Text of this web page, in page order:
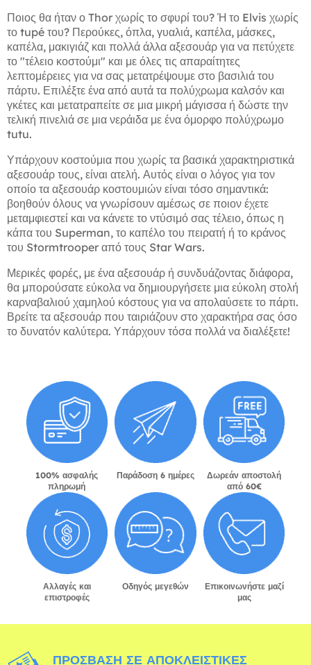
Ποιος θα ήταν ο Thor χωρίς το σφυρί του? Ή το Elvis χωρίς
το tupé του? Περούκες, όπλα, γυαλιά, καπέλα, μάσκες,
καπέλα, μακιγιάζ και πολλά άλλα αξεσουάρ για να πετύχετε
το "τέλειο κοστούμι" και με όλες τις απαραίτητες
λεπτομέρειες για να σας μετατρέψουμε στο βασιλιά του
πάρτυ. Επιλέξτε ένα από αυτά τα πολύχρωμα καλσόν και
γκέτες και μετατραπείτε σε μια μικρή μάγισσα ή δώστε την
τελική πινελιά σε μια νεράιδα με ένα όμορφο πολύχρωμο
tutu.
Υπάρχουν κοστούμια που χωρίς τα βασικά χαρακτηριστικά
αξεσουάρ τους, είναι ατελή. Αυτός είναι ο λόγος για τον
οποίο τα αξεσουάρ κοστουμιών είναι τόσο σημαντικά:
βοηθούν όλους να γνωρίσουν αμέσως σε ποιον έχετε
μεταμφιεστεί και να κάνετε το ντύσιμό σας τέλειο, όπως η
κάπα του Superman, το καπέλο του πειρατή ή το κράνος
του Stormtrooper από τους Star Wars.
Μερικές φορές, με ένα αξεσουάρ ή συνδυάζοντας διάφορα,
θα μπορούσατε εύκολα να δημιουργήσετε μια εύκολη στολή
καρναβαλιού χαμηλού κόστους για να απολαύσετε το πάρτι.
Βρείτε τα αξεσουάρ που ταιριάζουν στο χαρακτήρα σας όσο
το δυνατόν καλύτερα. Υπάρχουν τόσα πολλά να διαλέξετε!
100% ασφαλής
πληρωμή
Παράδοση 6 ημέρες
Δωρεάν αποστολή
από 60€
Αλλαγές και
επιστροφές
Οδηγός μεγεθών
Επικοινωνήστε μαζί
μας
ΠΡΌΣΒΑΣΗ ΣΕ ΑΠΟΚΛΕΙΣΤΙΚΈΣ